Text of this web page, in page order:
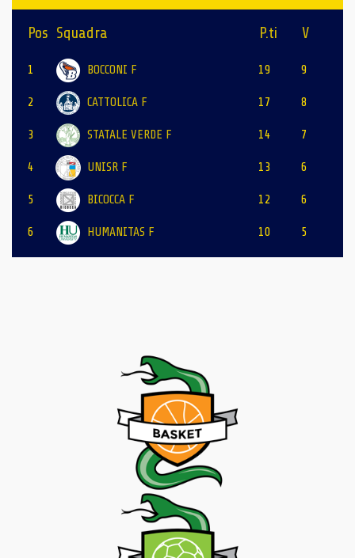
Pos Squadra P.ti V
1 BOCCONI F 19 9
2 CATTOLICA F 17 8
3 STATALE VERDE F 14 7
4 UNISR F 13 6
5 BICOCCA F 12 6
6 HUMANITAS F 10 5